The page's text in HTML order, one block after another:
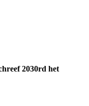
2030rd het